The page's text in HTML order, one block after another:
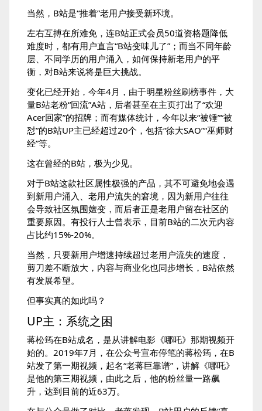
当然，B站是“推着”老用户接受新环境。
左右互搏在所难免，连B站正式会员50道资格题降低
难度时，都有用户直言“B站变味儿了”；而当不同年龄
层、不同学历的用户涌入，如何保持新老用户的平
衡，对B站来说将是巨大挑战。
变化已经开始，今年4月，由于明星粉丝刷榜事件，大
量B站老粉“回流”A站，后者甚至在主页打出了“欢迎
Acer回家”的招牌；而有媒体统计，今年以来“被锤”“被
怼”的B站UP主已经超过20个，包括“徐大SAO”“巫师财
经”等。
这在曾经的B站，极为少见。
对于B站这款社区属性极强的产品，其不可避免地会遇
到新用户涌入、老用户流失的窘境，因为新用户往往
会导致社区氛围嬗变，而后者正是老用户留在社区的
重要原因。有投行人士曾表示，目前B站的二次元内容
占比约15%-20%。
当然，只要新用户增速持续超过老用户流失的速度，
剪刀差不断放大，内容与商业化也同步增长，B站依然
有发展希望。
但事实真的如此吗？
UP主：系统之困
蒋松筠在B站成名，是从讲解电影《哪吒》那期视频开
始的。2019年7月，在公众号宣布停笔的蒋松筠，在B
站发了第一期视频，起名“老蒋巨靠谱”，讲解《哪吒》
是他的第三期视频，由此之后，他的粉丝量一路飙
升，达到目前的近63万。